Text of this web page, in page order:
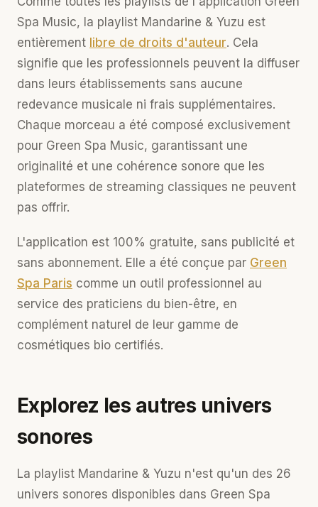
Spa Music, la playlist Mandarine & Yuzu est
entièrement libre de droits d'auteur. Cela
signifie que les professionnels peuvent la diffuser
dans leurs établissements sans aucune
redevance musicale ni frais supplémentaires.
Chaque morceau a été composé exclusivement
pour Green Spa Music, garantissant une
originalité et une cohérence sonore que les
plateformes de streaming classiques ne peuvent
pas offrir.
L'application est 100% gratuite, sans publicité et
sans abonnement. Elle a été conçue par Green
Spa Paris comme un outil professionnel au
service des praticiens du bien-être, en
complément naturel de leur gamme de
cosmétiques bio certifiés.
Explorez les autres univers
sonores
La playlist Mandarine & Yuzu n'est qu'un des 26
univers sonores disponibles dans Green Spa